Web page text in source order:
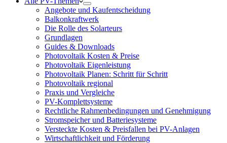
Angebote und Kaufentscheidung
Balkonkraftwerk
Die Rolle des Solarteurs
Grundlagen
Guides & Downloads
Photovoltaik Kosten & Preise
Photovoltaik Eigenleistung
Photovoltaik Planen: Schritt für Schritt
Photovoltaik regional
Praxis und Vergleiche
PV-Komplettsysteme
Rechtliche Rahmenbedingungen und Genehmigung
Stromspeicher und Batteriesysteme
Versteckte Kosten & Preisfallen bei PV-Anlagen
Wirtschaftlichkeit und Förderung